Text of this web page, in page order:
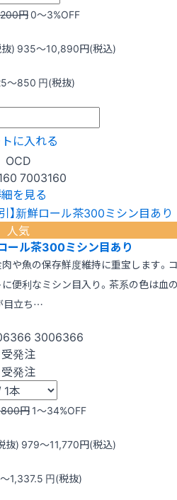
円0〜3%OFF
) 935〜10,890円(税込)
〜850 円(税抜)
に入れる
OCD
7003160
を見る
人気
ール茶300ミシン目あり
や魚の保存鮮度維持に重宝します。
便利なミシン目入り。茶系の色は血
目立ち…
3006366
受発注
受発注
円 1〜34%OFF
抜) 979〜11,770円(税込)
1,337.5 円(税抜)